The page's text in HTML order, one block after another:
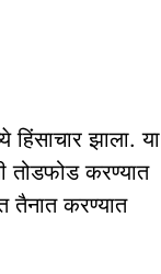
हिंसाचार झाला. या
तोडफोड करण्यात
तैनात करण्यात